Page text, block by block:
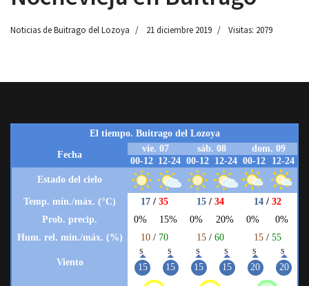
Noticias de Buitrago del Lozoya 21 diciembre 2019 Visitas: 2079